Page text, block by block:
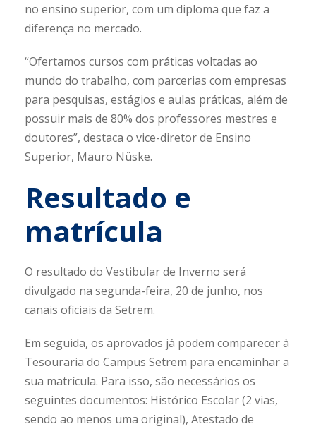
no ensino superior, com um diploma que faz a
diferença no mercado.
“Ofertamos cursos com práticas voltadas ao
mundo do trabalho, com parcerias com empresas
para pesquisas, estágios e aulas práticas, além de
possuir mais de 80% dos professores mestres e
doutores”, destaca o vice-diretor de Ensino
Superior, Mauro Nüske.
Resultado e
matrícula
O resultado do Vestibular de Inverno será
divulgado na segunda-feira, 20 de junho, nos
canais oficiais da Setrem.
Em seguida, os aprovados já podem comparecer à
Tesouraria do Campus Setrem para encaminhar a
sua matrícula. Para isso, são necessários os
seguintes documentos: Histórico Escolar (2 vias,
sendo ao menos uma original), Atestado de